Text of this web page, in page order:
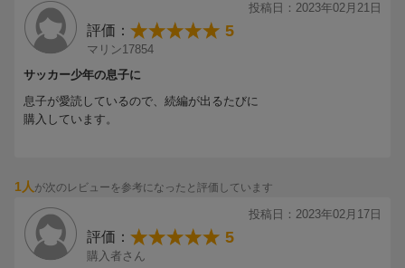
投稿日：2023年02月21日
評価： 5
マリン17854
サッカー少年の息子に
息子が愛読しているので、続編が出るたびに
購入しています。
1人 が次のレビューを参考になったと評価しています
投稿日：2023年02月17日
評価： 5
購入者さん